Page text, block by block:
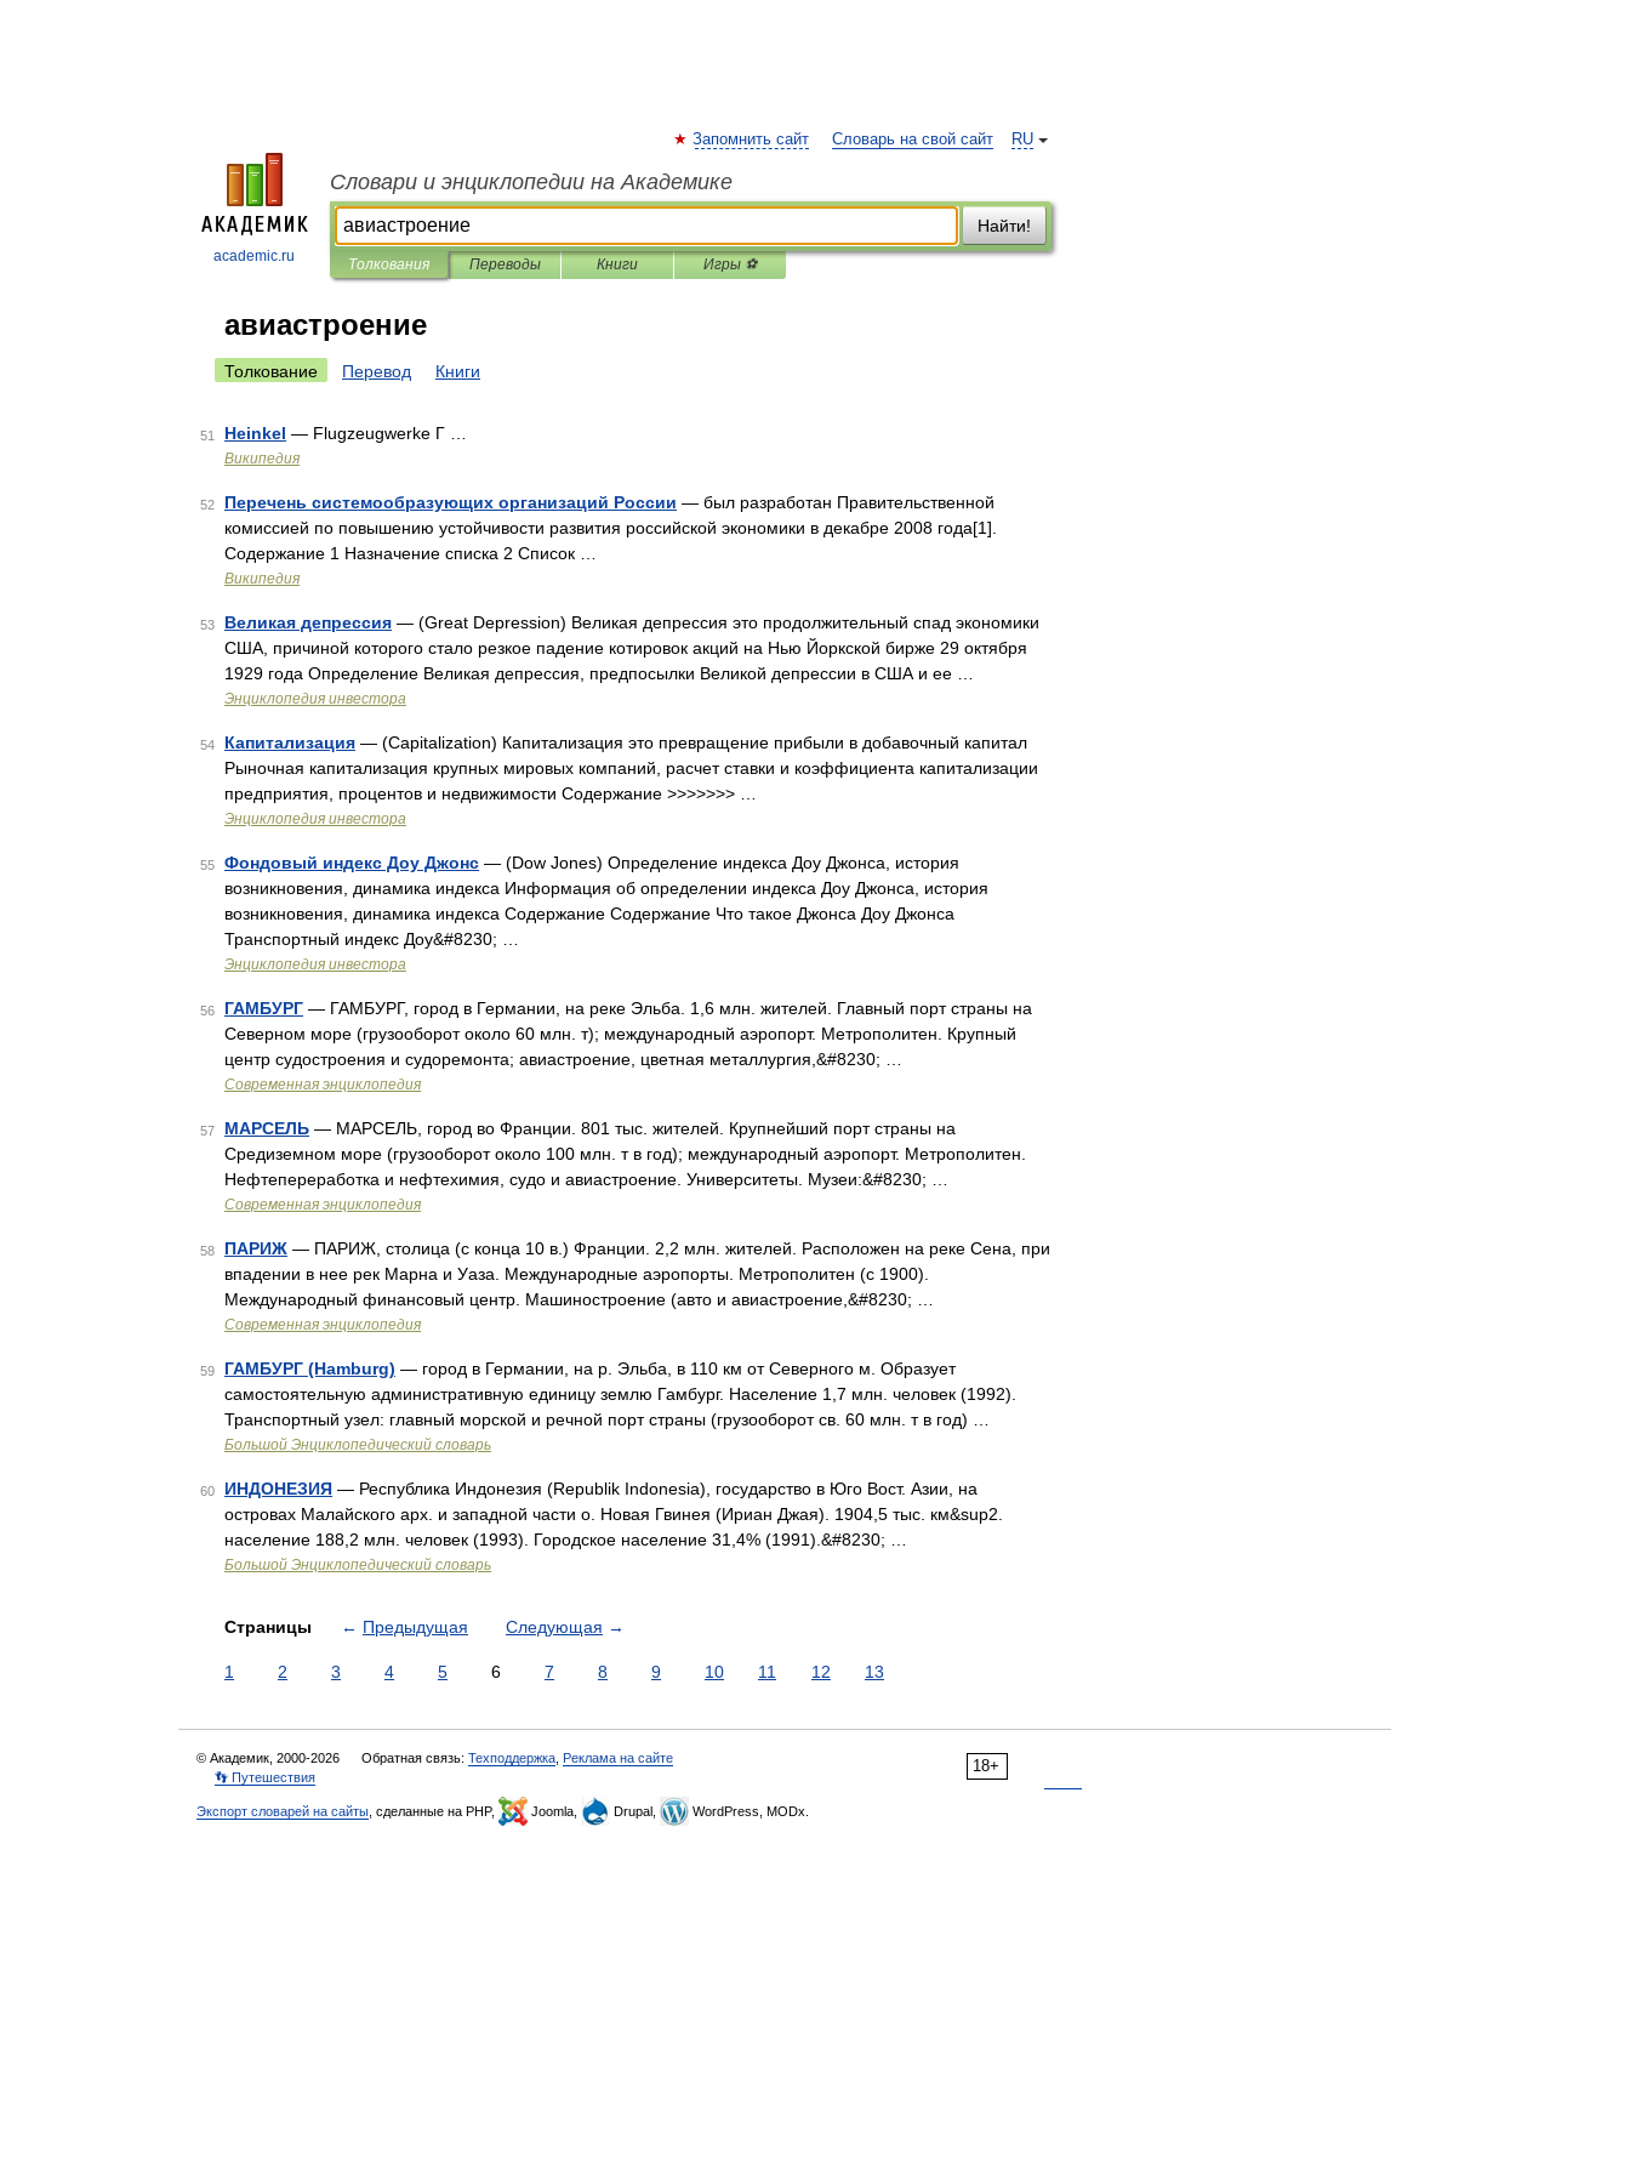
academic.ru
RU
Запомнить сайт Словарь на свой сайт
Словари и энциклопедии на Академике
Найти!
Толкования Переводы Книги Игры ⚽
авиастроение
Толкование Перевод Книги
51 Heinkel — Flugzeugwerke Г …
Википедия
52 Перечень системообразующих организаций России — был разработан Правительственной
комиссией по повышению устойчивости развития российской экономики в декабре 2008 года[1].
Содержание 1 Назначение списка 2 Список …
Википедия
53 Великая депрессия — (Great Depression) Великая депрессия это продолжительный спад экономики
США, причиной которого стало резкое падение котировок акций на Нью Йоркской бирже 29 октября
1929 года Определение Великая депрессия, предпосылки Великой депрессии в США и ее …
Энциклопедия инвестора
54 Капитализация — (Сapitalization) Капитализация это превращение прибыли в добавочный капитал
Рыночная капитализация крупных мировых компаний, расчет ставки и коэффициента капитализации
предприятия, процентов и недвижимости Содержание >>>>>>> …
Энциклопедия инвестора
55 Фондовый индекс Доу Джонс — (Dow Jones) Определение индекса Доу Джонса, история
возникновения, динамика индекса Информация об определении индекса Доу Джонса, история
возникновения, динамика индекса Содержание Содержание Что такое Джонса Доу Джонса
Транспортный индекс Доу&#8230; …
Энциклопедия инвестора
56 ГАМБУРГ — ГАМБУРГ, город в Германии, на реке Эльба. 1,6 млн. жителей. Главный порт страны на
Северном море (грузооборот около 60 млн. т); международный аэропорт. Метрополитен. Крупный
центр судостроения и судоремонта; авиастроение, цветная металлургия,&#8230; …
Современная энциклопедия
57 МАРСЕЛЬ — МАРСЕЛЬ, город во Франции. 801 тыс. жителей. Крупнейший порт страны на
Средиземном море (грузооборот около 100 млн. т в год); международный аэропорт. Метрополитен.
Нефтепереработка и нефтехимия, судо и авиастроение. Университеты. Музеи:&#8230; …
Современная энциклопедия
58 ПАРИЖ — ПАРИЖ, столица (с конца 10 в.) Франции. 2,2 млн. жителей. Расположен на реке Сена, при
впадении в нее рек Марна и Уаза. Международные аэропорты. Метрополитен (с 1900).
Международный финансовый центр. Машиностроение (авто и авиастроение,&#8230; …
Современная энциклопедия
59 ГАМБУРГ (Hamburg) — город в Германии, на р. Эльба, в 110 км от Северного м. Образует
самостоятельную административную единицу землю Гамбург. Население 1,7 млн. человек (1992).
Транспортный узел: главный морской и речной порт страны (грузооборот св. 60 млн. т в год) …
Большой Энциклопедический словарь
60 ИНДОНЕЗИЯ — Республика Индонезия (Republik Indonesia), государство в Юго Вост. Азии, на
островах Малайского арх. и западной части о. Новая Гвинея (Ириан Джая). 1904,5 тыс. км&sup2.
население 188,2 млн. человек (1993). Городское население 31,4% (1991).&#8230; …
Большой Энциклопедический словарь
Страницы ← Предыдущая Следующая →
1 2 3 4 5 6 7 8 9 10 11 12 13
18+
© Академик, 2000-2026 Обратная связь: Техподдержка Реклама на сайте
👣 Путешествия
Экспорт словарей на сайты , сделанные на PHP, Joomla, Drupal, WordPress, MODx.